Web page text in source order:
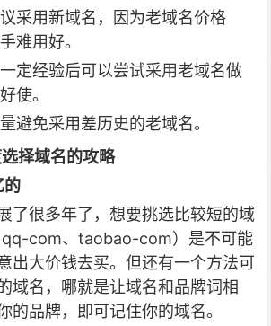
采用新域名，因为老域名价格
难用好。
定经验后可以尝试采用老域名做
使。
避免采用差历史的老域名。
择域名的攻略
的
了很多年了，想要挑选比较短的域
com、taobao-com）是不可能
出大价钱去买。但还有一个方法可
域名，哪就是让域名和品牌词相
的品牌，即可记住你的域名。